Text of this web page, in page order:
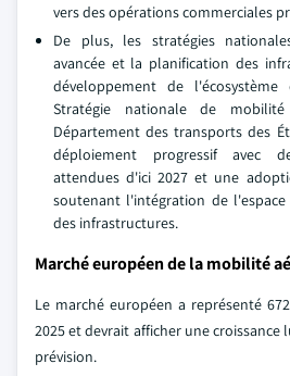
vers des opérations commerciales
De plus, les stratégies
avancée et la planification des
développement de
Stratégie nationale de
Département des transports des
déploiement progressif avec
attendues d'ici 2027 et une
soutenant l'intégration de
des infrastructures.
Marché européen de la mobilité
Le marché européen a représenté
2025 et devrait afficher une croissance
prévision.